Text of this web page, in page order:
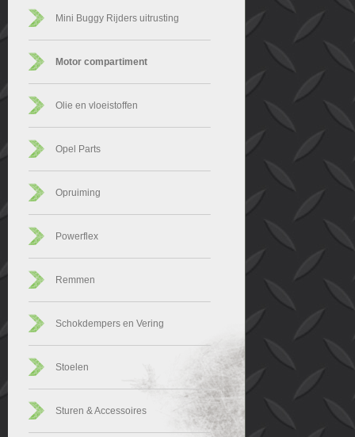
Mini Buggy Rijders uitrusting
Motor compartiment
Olie en vloeistoffen
Opel Parts
Opruiming
Powerflex
Remmen
Schokdempers en Vering
Stoelen
Sturen & Accessoires